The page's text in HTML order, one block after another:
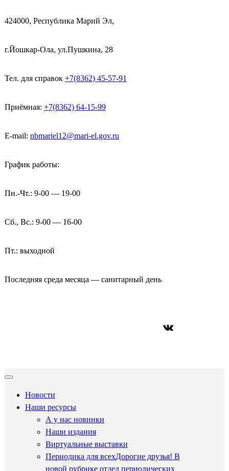
424000, Республика Марий Эл,
г.Йошкар-Ола, ул.Пушкина, 28
Тел. для справок +7(8362) 45-57-91
Приёмная: +7(8362) 64-15-99
E-mail: nbmariel12@mari-el.gov.ru
График работы:
Пн.-Чт.: 9-00 — 19-00
Сб., Вс.: 9-00 — 16-00
Пт.: выходной
Последняя среда месяца — санитарный день
ВКонтакте
Новости
Наши ресурсы
А у нас новинки
Наши издания
Виртуальные выставки
Периодика для всехДорогие друзья! В
новой рубрике отдел периодических